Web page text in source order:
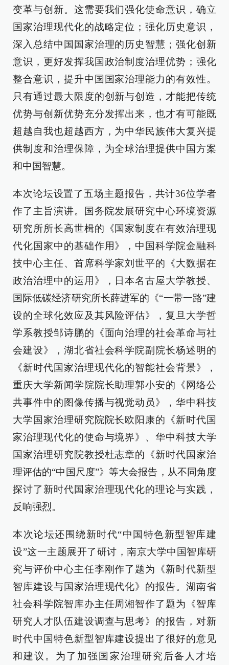
变革与创新。这需要我们强化使命意识，确立
国家治理现代化的战略定位；强化历史意识，
深入总结中国国家治理的历史智慧；强化创新
意识，更好发挥我国政治制度治理优势；强化
整合意识，提升中国国家治理能力的有效性。
只有通过最大限度的创新与创造，才能把传统
优势与创新优势充分发挥出来，也才有可能既
超越自我也超越西方，为中华民族伟大复兴提
供制度和治理保障，为全球治理提供中国方案
和中国智慧。
本次论坛设置了五场主题报告，共计36位学者
作了主旨演讲。国务院发展研究中心环境资源
研究所所长高世楫的《国家制度在有效治理现
代化国家中的基础作用》，中国科学院金融科
技中心主任、首席科学家刘世平的《大数据在
政治治理中的运用》，日本名古屋大学教授、
国际低碳经济研究所长薛进军的《“一带一路”建
设的全球化效应及其风险评估》，复旦大学哲
学系教授邹诗鹏的《面向治理的社会革命与社
会建设》，湖北省社会科学院副院长杨述明的
《新时代国家治理现代化的智能社会背景》，
重庆大学新闻学院院长助理郭小安的《网络公
共事件中的图像传播与视觉动员》，华中科技
大学国家治理研究院院长欧阳康的《新时代国
家治理现代化的使命与境界》、华中科技大学
国家治理研究院教授杜志章的《新时代国家治
理评估的“中国尺度”》等大会报告，从不同角度
探讨了新时代国家治理现代化的理论与实践，
反响强烈。
本次论坛还围绕新时代“中国特色新型智库建
设”这一主题展开了研讨，南京大学中国智库研
究与评价中心主任李刚作了题为《新时代新型
智库建设与国家治理现代化》的报告。湖南省
社会科学院智库办主任周湘智作了题为《智库
研究人才队伍建设调查与思考》的报告，对新
时代中国特色新型智库建设提出了很好的意见
和建议。为了加强国家治理研究后备人才培